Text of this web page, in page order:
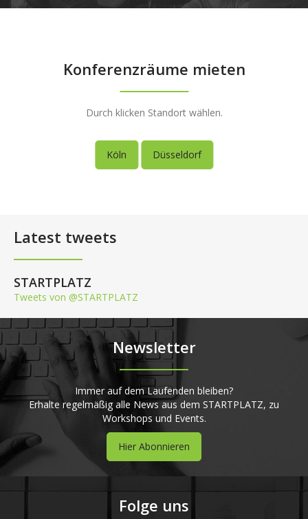
Konferenzräume mieten
Durch klicken Standort wählen.
Köln Düsseldorf
Latest tweets
STARTPLATZ
Tweets von @STARTPLATZ
Newsletter
Immer auf dem Laufenden bleiben?
Erhalte regelmäßig alle News aus dem STARTPLATZ, zu
Workshops und Events.
Hier Abonnieren
Folge uns